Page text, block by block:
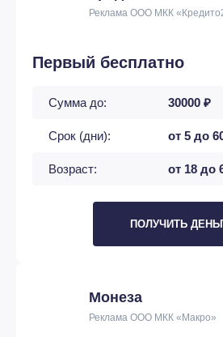
Реклама ООО МКК
Первый бесплатно
Сумма до: 30000 ₽
Срок (дни): от 5 до
Возраст: от 18 до
ПОЛУЧИТЬ
Монеза
Реклама ООО МКК «Макро»